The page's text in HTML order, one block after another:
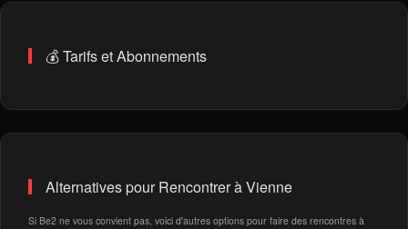
💰 Tarifs et Abonnements
Alternatives pour Rencontrer à Vienne
Si Be2 ne vous convient pas, voici d'autres options pour faire des rencontres à